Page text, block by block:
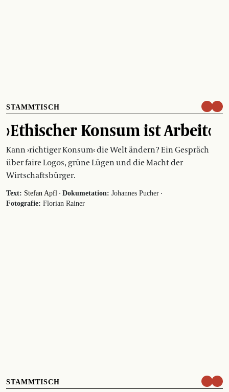
STAMMTISCH
›Ethischer Konsum ist Arbeit‹
Kann ›richtiger Konsum‹ die Welt ändern? Ein Gespräch
über faire Logos, grüne Lügen und die Macht der
Wirtschaftsbürger.
Text: Stefan Apfl · Dokumetation: Johannes Pucher ·
Fotografie: Florian Rainer
STAMMTISCH